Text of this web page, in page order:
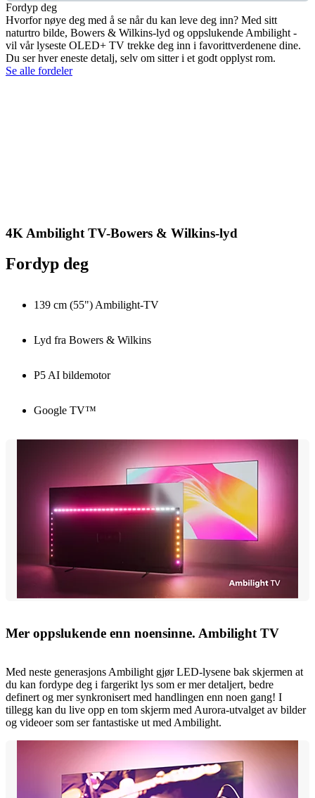
Fordyp deg
Hvorfor nøye deg med å se når du kan leve deg inn? Med sitt
naturtro bilde, Bowers & Wilkins-lyd og oppslukende Ambilight -
vil vår lyseste OLED+ TV trekke deg inn i favorittverdenene dine.
Du ser hver eneste detalj, selv om sitter i et godt opplyst rom.
Se alle fordeler
4K Ambilight TV-Bowers & Wilkins-lyd
Fordyp deg
139 cm (55") Ambilight-TV
Lyd fra Bowers & Wilkins
P5 AI bildemotor
Google TV™
Mer oppslukende enn noensinne. Ambilight TV
Med neste generasjons Ambilight gjør LED-lysene bak skjermen at
du kan fordype deg i fargerikt lys som er mer detaljert, bedre
definert og mer synkronisert med handlingen enn noen gang! I
tillegg kan du live opp en tom skjerm med Aurora-utvalget av bilder
og videoer som ser fantastiske ut med Ambilight.